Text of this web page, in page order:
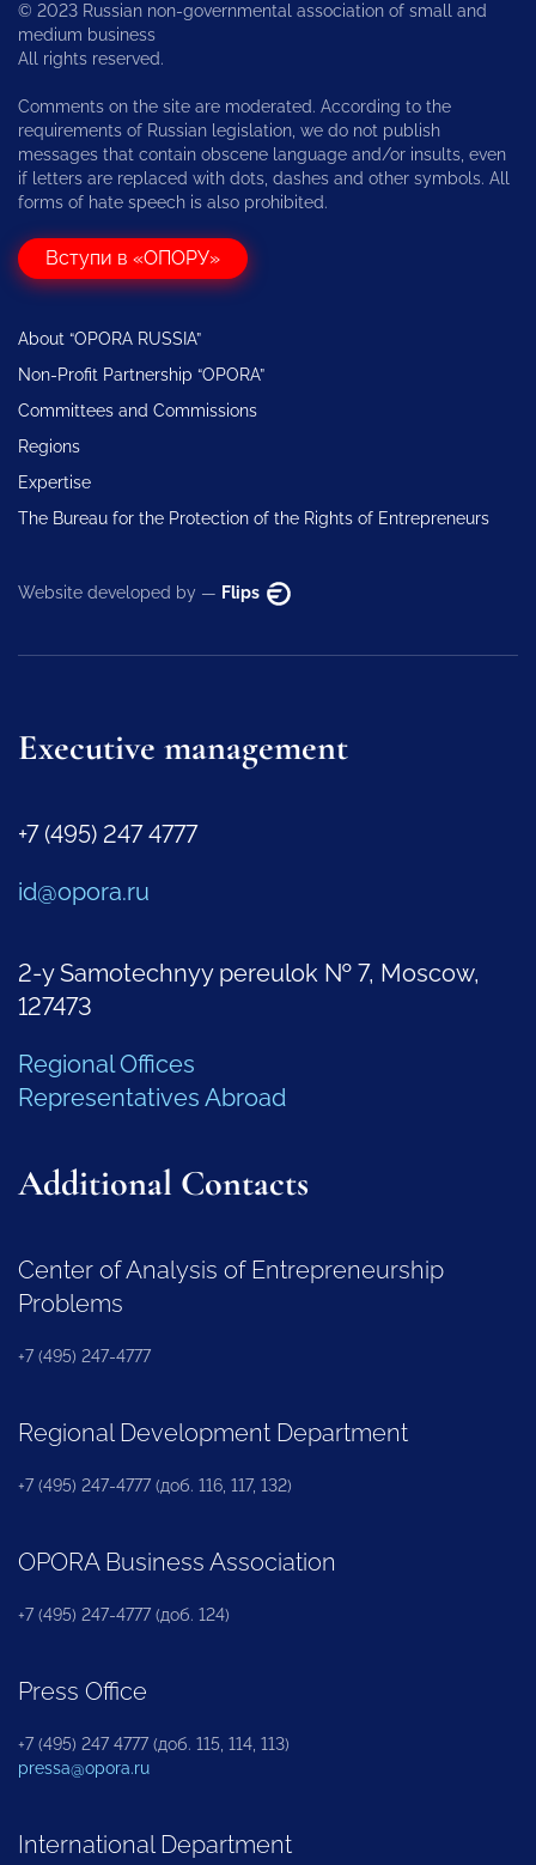
© 2023 Russian non-governmental association of small and
medium business
All rights reserved.
Comments on the site are moderated. According to the
requirements of Russian legislation, we do not publish
messages that contain obscene language and/or insults, even
if letters are replaced with dots, dashes and other symbols. All
forms of hate speech is also prohibited.
Вступи в «ОПОРУ»
About “OPORA RUSSIA”
Non-Profit Partnership “OPORA”
Committees and Commissions
Regions
Expertise
The Bureau for the Protection of the Rights of Entrepreneurs
Website developed by — Flips
Executive management
+7 (495) 247 4777
id@opora.ru
2-y Samotechnyy pereulok № 7, Moscow,
127473
Regional Offices
Representatives Abroad
Additional Contacts
Center of Analysis of Entrepreneurship
Problems
+7 (495) 247-4777
Regional Development Department
+7 (495) 247-4777 (доб. 116, 117, 132)
OPORA Business Association
+7 (495) 247-4777 (доб. 124)
Press Office
+7 (495) 247 4777 (доб. 115, 114, 113)
pressa@opora.ru
International Department